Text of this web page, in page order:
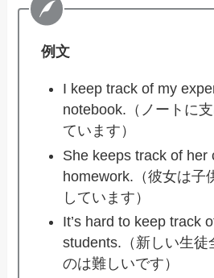
例文
I keep track of my
notebook.（ノートに
ています）
She keeps track of her
homework.（彼女は子
しています）
It’s hard to keep track
students.（新しい生徒
のは難しいです）